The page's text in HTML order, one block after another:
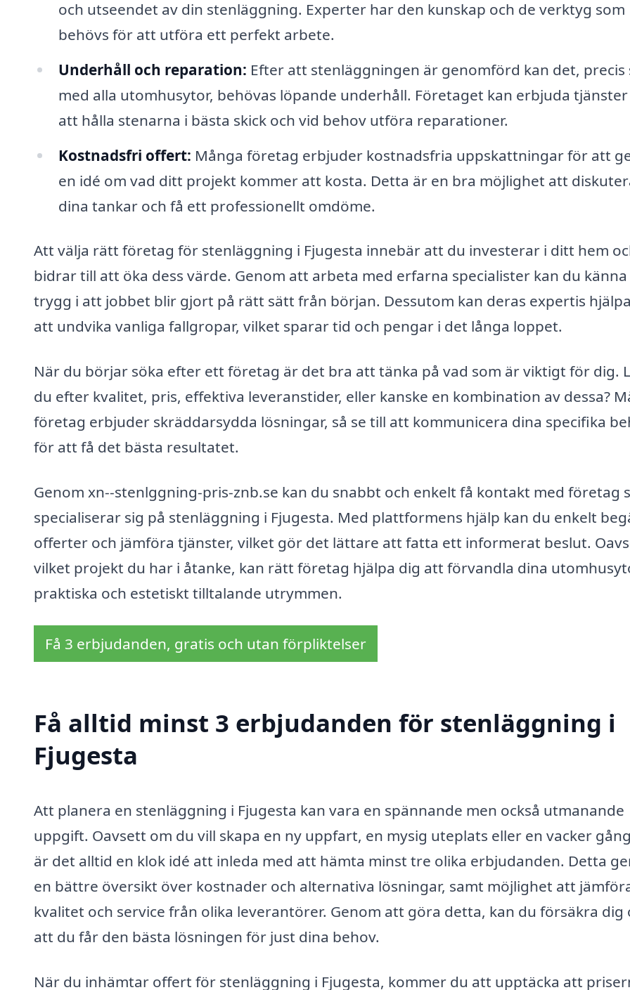
och utseendet av din stenläggning. Experter har den kunskap och de verktyg som
behövs för att utföra ett perfekt arbete.
Underhåll och reparation: Efter att stenläggningen är genomförd kan det, precis
med alla utomhusytor, behövas löpande underhåll. Företaget kan erbjuda
att hålla stenarna i bästa skick och vid behov utföra reparationer.
Kostnadsfri offert: Många företag erbjuder kostnadsfria uppskattningar för att
en idé om vad ditt projekt kommer att kosta. Detta är en bra möjlighet att
dina tankar och få ett professionellt omdöme.
Att välja rätt företag för stenläggning i Fjugesta innebär att du investerar i ditt hem
bidrar till att öka dess värde. Genom att arbeta med erfarna specialister kan du känna
trygg i att jobbet blir gjort på rätt sätt från början. Dessutom kan deras expertis
att undvika vanliga fallgropar, vilket sparar tid och pengar i det långa loppet.
När du börjar söka efter ett företag är det bra att tänka på vad som är viktigt för dig.
du efter kvalitet, pris, effektiva leveranstider, eller kanske en kombination av dessa?
företag erbjuder skräddarsydda lösningar, så se till att kommunicera dina specifika
för att få det bästa resultatet.
Genom xn--stenlggning-pris-znb.se kan du snabbt och enkelt få kontakt med företag
specialiserar sig på stenläggning i Fjugesta. Med plattformens hjälp kan du enkelt
offerter och jämföra tjänster, vilket gör det lättare att fatta ett informerat beslut.
vilket projekt du har i åtanke, kan rätt företag hjälpa dig att förvandla dina
praktiska och estetiskt tilltalande utrymmen.
Få 3 erbjudanden, gratis och utan förpliktelser
Få alltid minst 3 erbjudanden för stenläggning i
Fjugesta
Att planera en stenläggning i Fjugesta kan vara en spännande men också utmanande
uppgift. Oavsett om du vill skapa en ny uppfart, en mysig uteplats eller en vacker
är det alltid en klok idé att inleda med att hämta minst tre olika erbjudanden. Detta
en bättre översikt över kostnader och alternativa lösningar, samt möjlighet att
kvalitet och service från olika leverantörer. Genom att göra detta, kan du försäkra dig
att du får den bästa lösningen för just dina behov.
När du inhämtar offert för stenläggning i Fjugesta, kommer du att upptäcka att